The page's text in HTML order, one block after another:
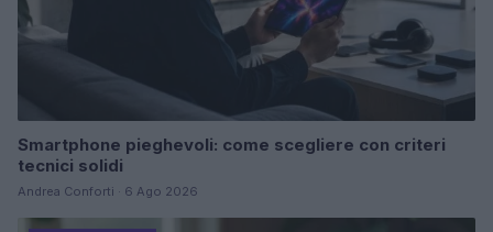
Smartphone pieghevoli: come scegliere con criteri
tecnici solidi
Andrea Conforti · 6 Ago 2026